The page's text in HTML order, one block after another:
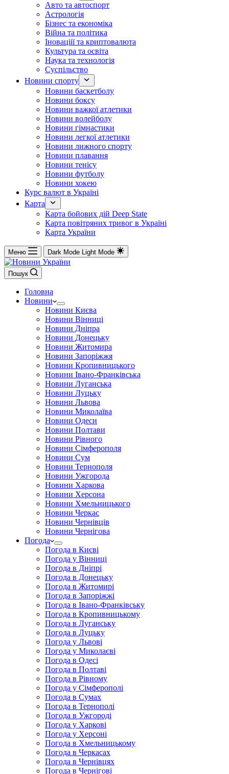
Авто та автоспорт
Астрологія
Бізнес та економіка
Війна та політика
Іноваціії та криптовалюта
Культура та освіта
Наука та технологія
Суспільство
Новини спорту
Новини баскетболу
Новини боксу
Новини важкої атлетики
Новини волейболу
Новини гімнастики
Новини легкої атлетики
Новини лижного спорту
Новини плавання
Новини тенісу
Новини футболу
Новини хокею
Курс валют в Україні
Карта
Карта бойових дій Deep State
Карта повітряних тривог в Україні
Карта України
Меню Dark Mode Light Mode
Пошук
Головна
Новини
Новини Києва
Новини Вінниці
Новини Дніпра
Новини Донецьку
Новини Житомира
Новини Запоріжжя
Новини Кропивницького
Новини Івано-Франківська
Новини Луганська
Новини Луцьку
Новини Львова
Новини Миколаїва
Новини Одеси
Новини Полтави
Новини Рівного
Новини Сімферополя
Новини Сум
Новини Тернополя
Новини Ужгорода
Новини Харкова
Новини Херсона
Новини Хмельницького
Новини Черкас
Новини Чернівців
Новини Чернігова
Погода
Погода в Києві
Погода у Вінниці
Погода в Дніпрі
Погода в Донецьку
Погода в Житомирі
Погода в Запоріжжі
Погода в Івано-Франківську
Погода в Кропивницькому
Погода в Луганську
Погода в Луцьку
Погода у Львові
Погода у Миколаєві
Погода в Одесі
Погода в Полтаві
Погода в Рівному
Погода у Сімферополі
Погода в Сумах
Погода в Тернополі
Погода в Ужгороді
Погода у Харкові
Погода у Херсоні
Погода в Хмельницькому
Погода в Черкасах
Погода в Чернівцях
Погода в Чернігові